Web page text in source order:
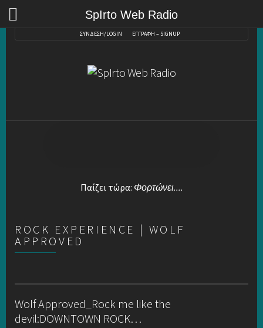
SpIrto Web Radio
ΣΥΝΔΕΣΗ/LOGIN ΕΓΓΡΑΦΗ – SIGNUP
Παίζει τώρα: Φορτώνει....
ROCK EXPERIENCE | WOLF
APPROVED
Wolf Approved_Rock me like the
devil:DOWNTOWN ROCK…